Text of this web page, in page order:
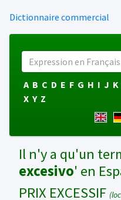
Dictionnaire commercial
A B C D E F G H I J K
X Y Z
Il n'y a qu'un
excesivo' en
PRIX EXCESSIF